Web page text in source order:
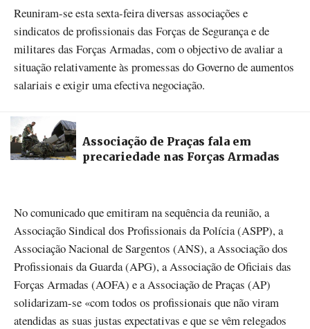
Reuniram-se esta sexta-feira diversas associações e
sindicatos de profissionais das Forças de Segurança e de
militares das Forças Armadas, com o objectivo de avaliar a
situação relativamente às promessas do Governo de aumentos
salariais e exigir uma efectiva negociação.
Associação de Praças fala em
precariedade nas Forças Armadas
No comunicado que emitiram na sequência da reunião, a
Associação Sindical dos Profissionais da Polícia (ASPP), a
Associação Nacional de Sargentos (ANS), a Associação dos
Profissionais da Guarda (APG), a Associação de Oficiais das
Forças Armadas (AOFA) e a Associação de Praças (AP)
solidarizam-se «com todos os profissionais que não viram
atendidas as suas justas expectativas e que se vêm relegados